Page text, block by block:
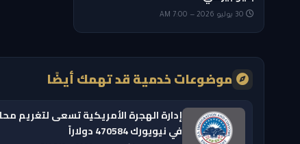
موضوعات خدمية قد تهمك أيضًا
إدارة الهجرة الأمريكية تسعى لتغريم
في نيويورك 470584 دولاراً